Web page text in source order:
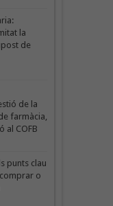
la
de
de la
farmàcia,
al COFB
punts clau
o